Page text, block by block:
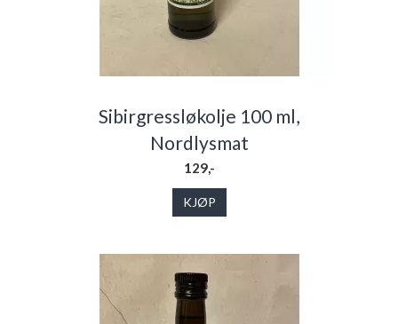
Sibirgressløkolje 100 ml,
Nordlysmat
129,-
KJØP